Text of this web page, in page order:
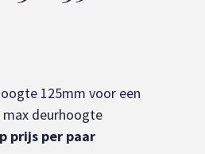
125mm voor een
deurhoogte
prijs per paar